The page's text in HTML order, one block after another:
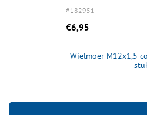
#182951
€6,95
Wielmoer M12x1,5